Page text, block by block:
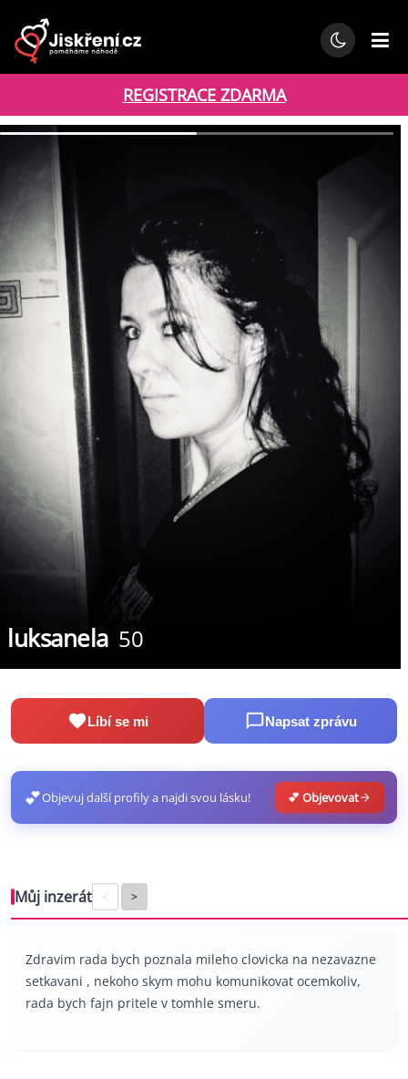
REGISTRACE ZDARMA
luksanela 50
Líbí se mi Napsat zprávu
💕Objevuj další profily a najdi svou lásku! 💕 Objevovat
Můj inzerát < >
Zdravim rada bych poznala mileho clovicka na nezavazne
setkavani , nekoho skym mohu komunikovat ocemkoliv,
rada bych fajn pritele v tomhle smeru.